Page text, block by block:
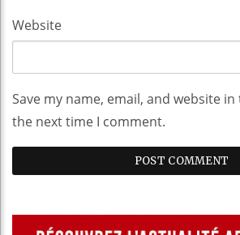
Website
Save my name, email, and website
the next time I comment.